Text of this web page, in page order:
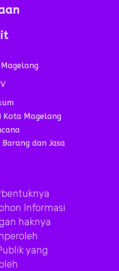
Kota Magelang
Barang dan Jasa
Informasi
haknya
yang